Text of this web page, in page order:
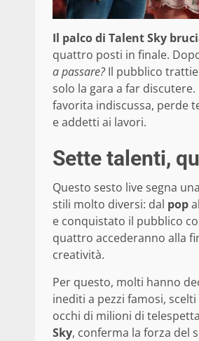
Il palco di Talent Sky
quattro posti in finale.
a passare?Il pubblico
solo la gara a far
favorita indiscussa, perde
e addetti ai lavori.
Sette talenti,
Questo sesto live segna
stili molto diversi: dal popal
e conquistato il pubblico
quattro accederanno alla
creatività.
Per questo, molti hanno
inediti a pezzi famosi,
occhi di milioni di
Sky, conferma la forza del